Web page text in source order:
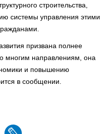
строительства,
системы управления этими
призвана полнее
многим направлениям, она
и повышению
в сообщении.